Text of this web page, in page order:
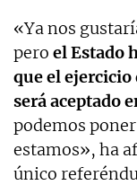
«Ya nos
pero el Estado
que el
será aceptado
podemos
estamos», ha
único